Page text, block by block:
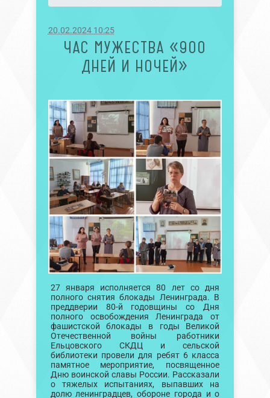
20.02.2024 10:25
ЧАС МУЖЕСТВА «900
ДНЕЙ И НОЧЕЙ»
27 января исполняется 80 лет со дня
полного снятия блокады Ленинграда. В
преддверии 80-й годовщины со Дня
полного освобождения Ленинграда от
фашистской блокады в годы Великой
Отечественной войны работники
Ельцовского СКДЦ и сельской
библиотеки провели для ребят 6 класса
памятное мероприятие, посвященное
Дню воинской славы России. Рассказали
о тяжелых испытаниях, выпавших на
долю ленинградцев, обороне города и о